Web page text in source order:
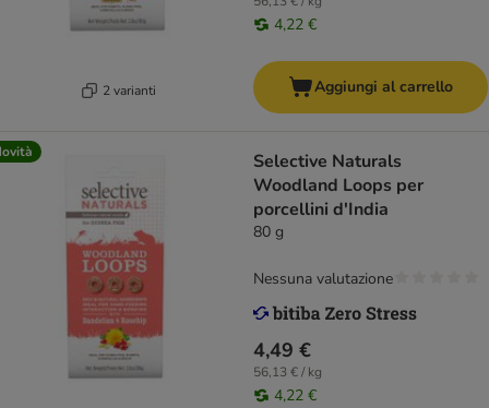
2 varianti
4,22 €
Aggiungi al carrello
Selective Naturals
Woodland Loops per
porcellini d'India
80 g
4,49 €
56,13 € / kg
4,22 €
Nessuna valutazione